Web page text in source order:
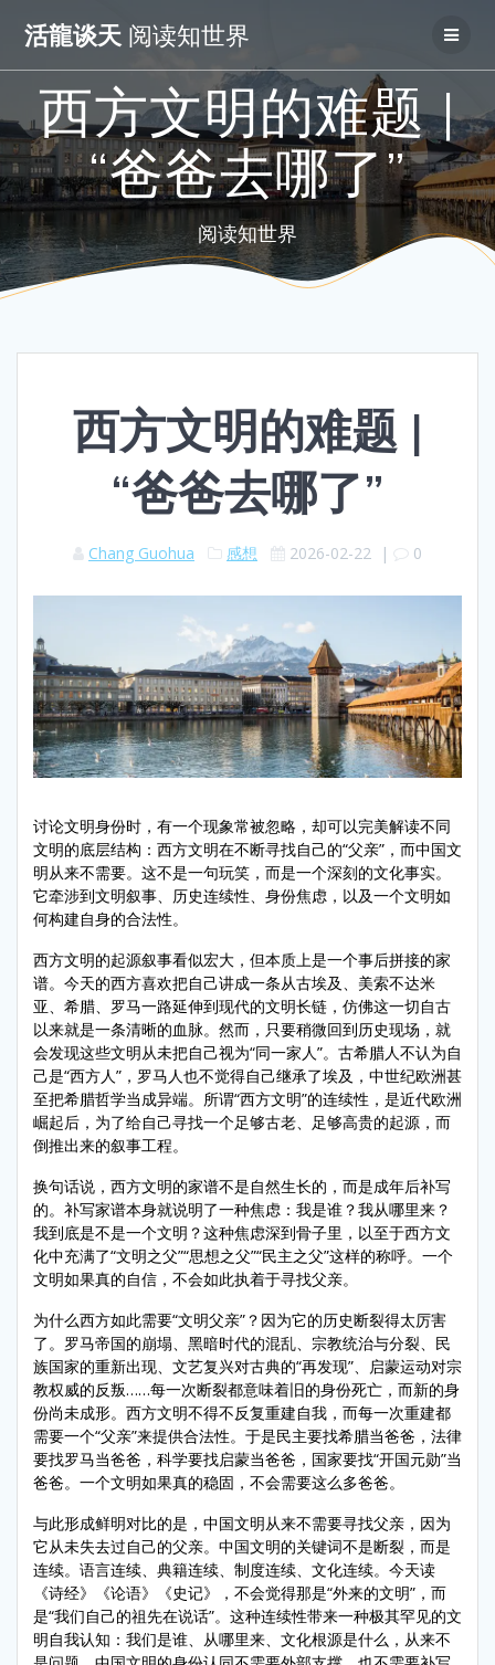
to
活龍谈天 阅读知世界
西方文明的难题 |
“爸爸去哪了”
阅读知世界
西方文明的难题 |
“爸爸去哪了”
Chang Guohua 感想 2026-02-22 | 0
讨论文明身份时，有一个现象常被忽略，却可以完美解读不同
文明的底层结构：西方文明在不断寻找自己的“父亲”，而中国文
明从来不需要。这不是一句玩笑，而是一个深刻的文化事实。
它牵涉到文明叙事、历史连续性、身份焦虑，以及一个文明如
何构建自身的合法性。
西方文明的起源叙事看似宏大，但本质上是一个事后拼接的家
谱。今天的西方喜欢把自己讲成一条从古埃及、美索不达米
亚、希腊、罗马一路延伸到现代的文明长链，仿佛这一切自古
以来就是一条清晰的血脉。然而，只要稍微回到历史现场，就
会发现这些文明从未把自己视为“同一家人”。古希腊人不认为自
己是“西方人”，罗马人也不觉得自己继承了埃及，中世纪欧洲甚
至把希腊哲学当成异端。所谓“西方文明”的连续性，是近代欧洲
崛起后，为了给自己寻找一个足够古老、足够高贵的起源，而
倒推出来的叙事工程。
换句话说，西方文明的家谱不是自然生长的，而是成年后补写
的。补写家谱本身就说明了一种焦虑：我是谁？我从哪里来？
我到底是不是一个文明？这种焦虑深到骨子里，以至于西方文
化中充满了“文明之父”“思想之父”“民主之父”这样的称呼。一个
文明如果真的自信，不会如此执着于寻找父亲。
为什么西方如此需要“文明父亲”？因为它的历史断裂得太厉害
了。罗马帝国的崩塌、黑暗时代的混乱、宗教统治与分裂、民
族国家的重新出现、文艺复兴对古典的“再发现”、启蒙运动对宗
教权威的反叛……每一次断裂都意味着旧的身份死亡，而新的身
份尚未成形。西方文明不得不反复重建自我，而每一次重建都
需要一个“父亲”来提供合法性。于是民主要找希腊当爸爸，法律
要找罗马当爸爸，科学要找启蒙当爸爸，国家要找“开国元勋”当
爸爸。一个文明如果真的稳固，不会需要这么多爸爸。
与此形成鲜明对比的是，中国文明从来不需要寻找父亲，因为
它从未失去过自己的父亲。中国文明的关键词不是断裂，而是
连续。语言连续、典籍连续、制度连续、文化连续。今天读
《诗经》《论语》《史记》，不会觉得那是“外来的文明”，而
是“我们自己的祖先在说话”。这种连续性带来一种极其罕见的文
明自我认知：我们是谁、从哪里来、文化根源是什么，从来不